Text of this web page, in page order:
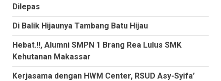
Dilepas
Di Balik Hijaunya Tambang Batu Hijau
Hebat.!!, Alumni SMPN 1 Brang Rea Lulus SMK
Kehutanan Makassar
Kerjasama dengan HWM Center, RSUD Asy-Syifa’